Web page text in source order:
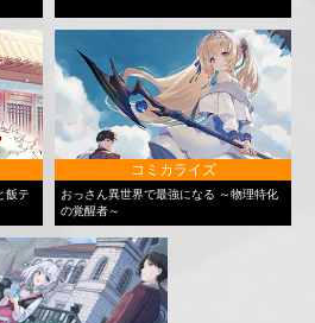
飯テ
コミカライズ
おっさん異世界で最強になる ～物理特化
の覚醒者～